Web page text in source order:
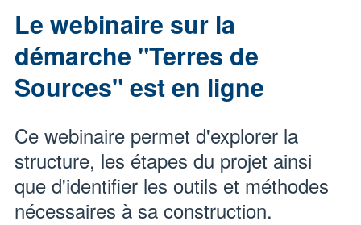
Le webinaire sur la
démarche "Terres de
Sources" est en ligne
Ce webinaire permet d'explorer la
structure, les étapes du projet ainsi
que d'identifier les outils et méthodes
nécessaires à sa construction.